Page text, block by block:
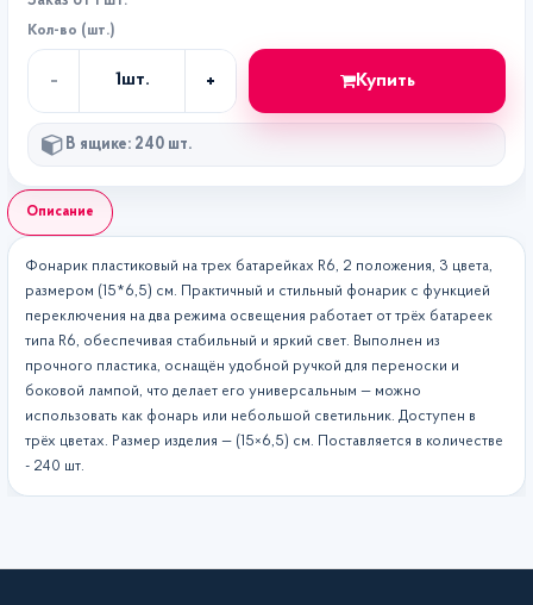
Описание
Фонарик пластиковый на трех батарейках R6, 2 положения, 3 цвета,
размером (15*6,5) см. Практичный и стильный фонарик с функцией
переключения на два режима освещения работает от трёх батареек
типа R6, обеспечивая стабильный и яркий свет. Выполнен из
прочного пластика, оснащён удобной ручкой для переноски и
боковой лампой, что делает его универсальным — можно
использовать как фонарь или небольшой светильник. Доступен в
трёх цветах. Размер изделия — (15×6,5) см. Поставляется в количестве
- 240 шт.
Кол-во (шт.)
-
во
1шт. + Купить
В ящике: 240 шт.